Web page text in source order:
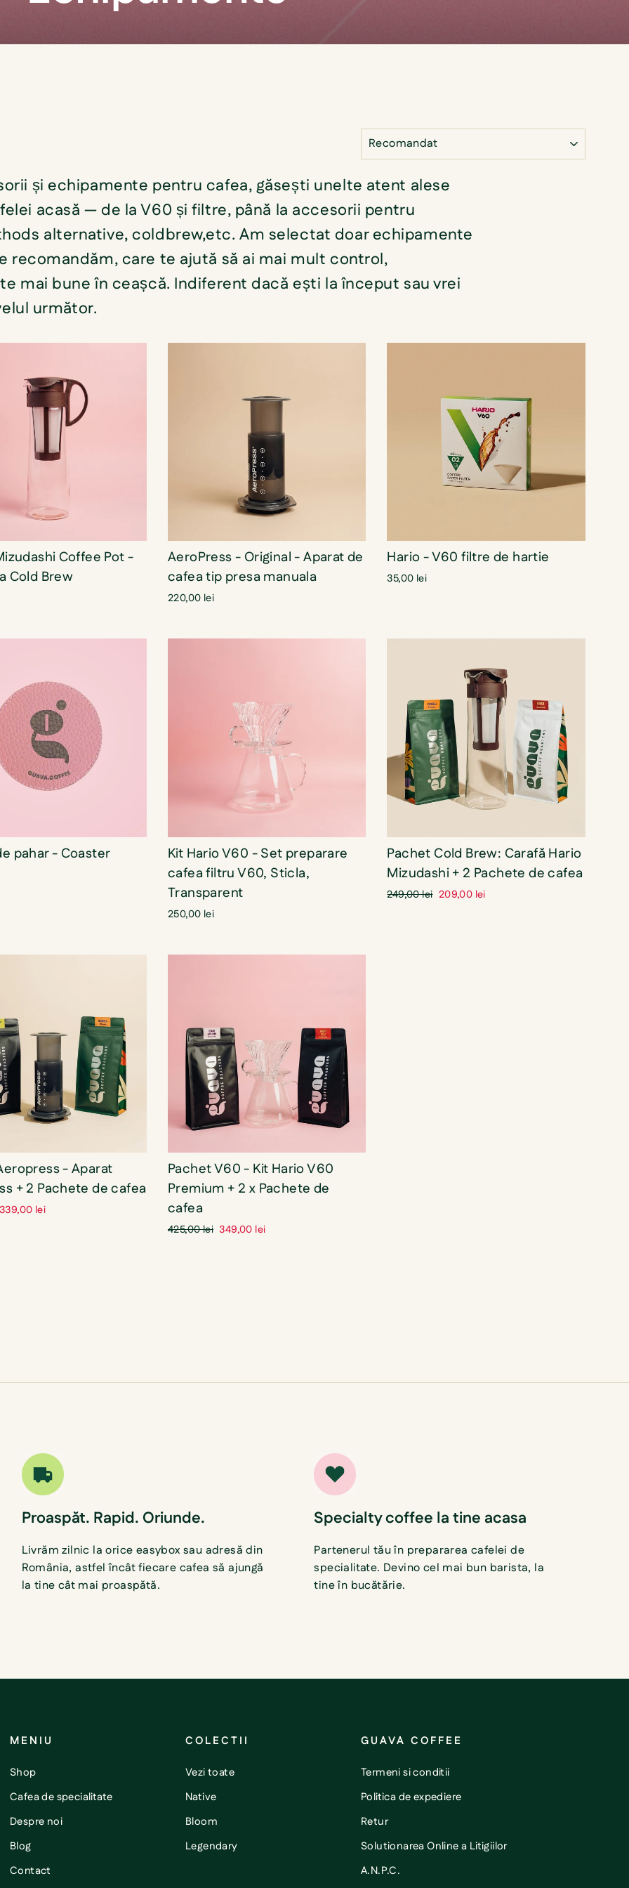
și echipamente pentru cafea, găsești unelte atent alese
acasă — de la V60 și filtre, până la accesorii pentru
alternative, coldbrew,etc. Am selectat doar echipamente
recomandăm, care te ajută să ai mai mult control,
mai bune în ceașcă. Indiferent dacă ești la început sau vrei
următor.
Coffee Pot -
Cold Brew
AeroPress - Original - Aparat de
cafea tip presa manuala
220,00 lei
Hario - V60 filtre de hartie
35,00 lei
pahar - Coaster
Kit Hario V60 - Set preparare
cafea filtru V60, Sticla,
Transparent
250,00 lei
Pachet Cold Brew: Carafă Hario
Mizudashi + 2 Pachete de cafea
Pret
249,00 lei Pret
209,00 lei
- Aparat
+ 2 Pachete de cafea
Pret
339,00 lei
Pachet V60 - Kit Hario V60
Premium + 2 x Pachete de
cafea
Pret
425,00 lei Pret
349,00 lei
Proaspăt. Rapid. Oriunde.
Livrăm zilnic la orice easybox sau adresă din
România, astfel încât fiecare cafea să ajungă
la tine cât mai proaspătă.
Specialty coffee la tine acasa
Partenerul tău în prepararea cafelei de
specialitate. Devino cel mai bun barista, la
tine în bucătărie.
MENIU
Shop
Cafea de specialitate
Despre noi
Blog
Contact
COLECTII
Vezi toate
Native
Bloom
Legendary
GUAVA COFFEE
Termeni si conditii
Politica de expediere
Retur
Solutionarea Online a Litigiilor
A.N.P.C.